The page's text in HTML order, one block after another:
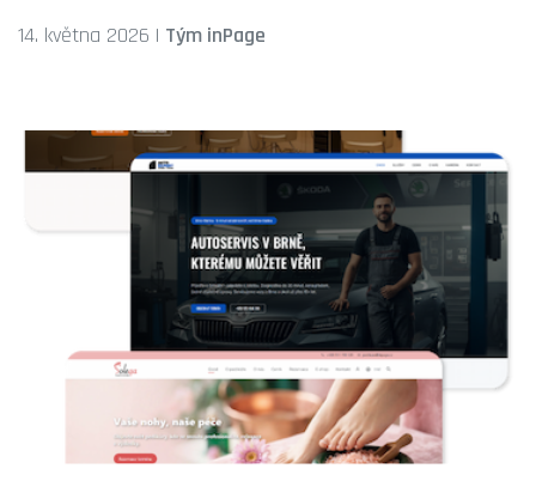
14. května 2026 | Tým inPage